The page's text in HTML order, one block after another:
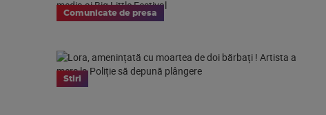
Comunicate de presa
Stiri